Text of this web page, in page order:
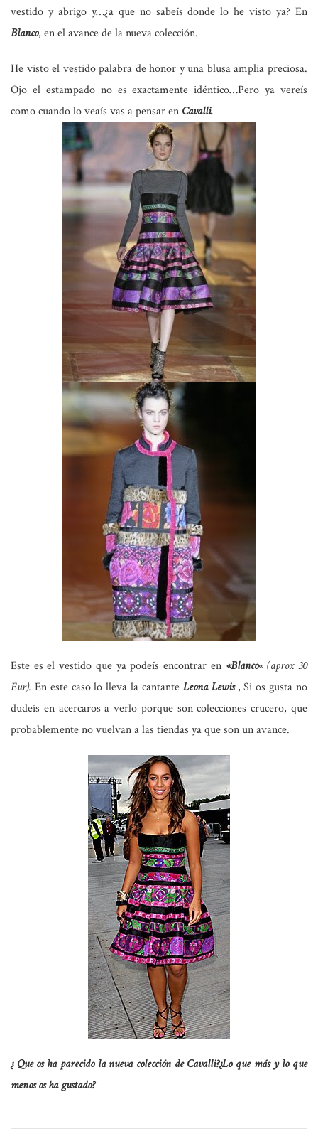
vestido y abrigo y…¿a que no sabeís donde lo he visto ya? En
Blanco, en el avance de la nueva colección.
He visto el vestido palabra de honor y una blusa amplia preciosa.
Ojo el estampado no es exactamente idéntico…Pero ya vereís
como cuando lo veaís vas a pensar en Cavalli.
Este es el vestido que ya podeís encontrar en «Blanco«(aprox 30
Eur). En este caso lo lleva la cantante Leona Lewis, Si os gusta no
dudeís en acercaros a verlo porque son colecciones crucero, que
probablemente no vuelvan a las tiendas ya que son un avance.
¿ Que os ha parecido la nueva colección de Cavalli?¿Lo que más y lo que
menos os ha gustado?